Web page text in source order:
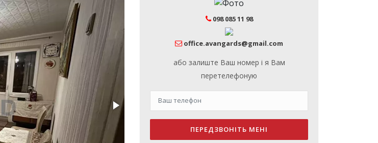
098 085 11 98
office.avangards@gmail.com
або залиште Ваш номер і я Вам
перетелефоную
ПЕРЕДЗВОНІТЬ МЕНІ